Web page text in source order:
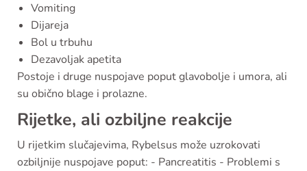
Vomiting
Dijareja
Bol u trbuhu
Dezavoljak apetita
Postoje i druge nuspojave poput glavobolje i umora, ali
su obično blage i prolazne.
Rijetke, ali ozbiljne reakcije
U rijetkim slučajevima, Rybelsus može uzrokovati
ozbiljnije nuspojave poput: - Pancreatitis - Problemi s